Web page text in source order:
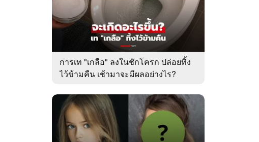
การเท "เกลือ" ลงในชักโครก ปล่อยทิ้ง
ไว้ข้ามคืน เช้ามาจะมีผลอย่างไร?